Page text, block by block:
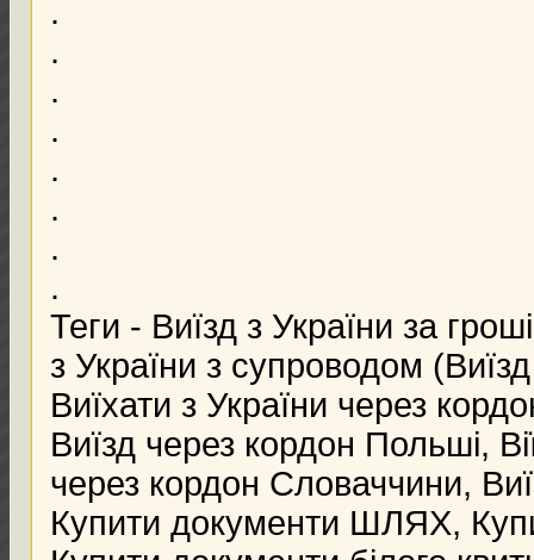
.
.
.
.
.
.
.
.
Теги - Виїзд з України за
з України з супроводом
Виїхати з України через
Виїзд через кордон Польші,
через кордон Словаччини,
Купити документи ШЛЯХ,